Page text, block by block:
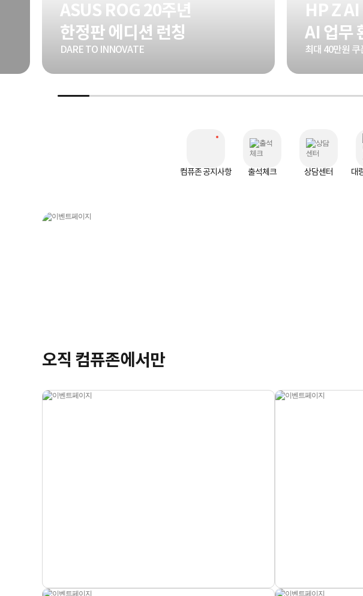
ASUS ROG 20주년
한정판 에디션 런칭
DARE TO INNOVATE
HP Z
AI 업무
최대 40만원 쿠
컴퓨존 공지사항 출석체크 상담센터 대
오직 컴퓨존에서만